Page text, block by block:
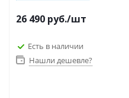
26 490 руб./шт
Есть в наличии
Нашли дешевле?